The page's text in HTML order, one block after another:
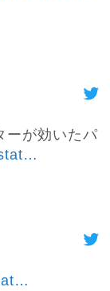
ーが効いたパ
…
…